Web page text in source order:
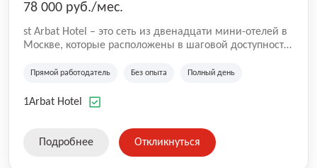
78 000 руб./мес.
st Arbat Hotel – это сеть из двенадцати мини-отелей в
Москве, которые расположены в шаговой доступности
Семеновская, Измайловская, Ботанический сад,
Академическая, Фрунзенская, Профсоюзная и
Прямой работодатель Без опыта Полный день
1Arbat Hotel
Подробнее Откликнуться